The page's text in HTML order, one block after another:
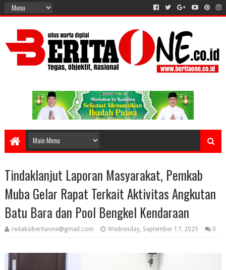
Tindaklanjut Laporan Masyarakat, Pemkab
Muba Gelar Rapat Terkait Aktivitas Angkutan
Batu Bara dan Pool Bengkel Kendaraan
redaksiberitaone@gmail.com Wednesday, September 17, 2025 0